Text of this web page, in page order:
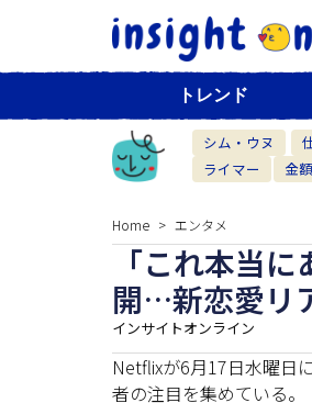
トレンド
シム・ウヌ
ライマー
金額
Home エンタメ
「これ本当
開…新恋愛リ
インサイトオンライン
Netflixが6月17日水曜日
者の注目を集めている。